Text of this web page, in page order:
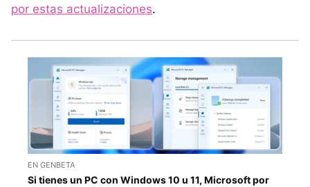
por estas actualizaciones.
EN GENBETA
Si tienes un PC con Windows 10 u 11, Microsoft por